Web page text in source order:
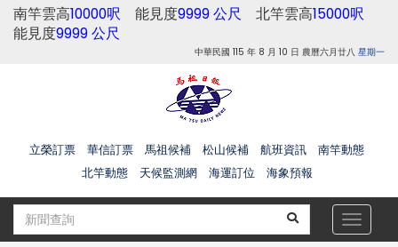
南竿雲高10000呎 能見度9999 公尺 北竿雲高15000呎
能見度9999 公尺
中華民國 115 年 8 月 10 日 農曆六月廿八 星期一
立榮訂票 華信訂票 馬祖候補 松山候補 航班資訊
南竿動態
北竿動態
天候監測網 海運訂位 海象預報
Toggle